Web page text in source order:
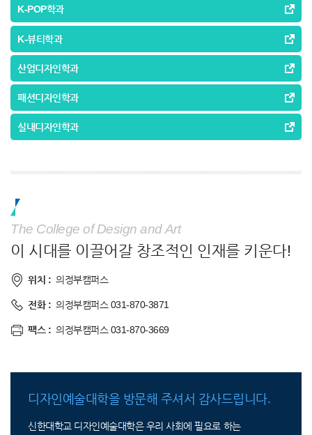
K-POP학과
K-뷰티학과
산업디자인학과
패션디자인학과
실내디자인학과
The College of Design and Art
이 시대를 이끌어갈 창조적인 인재를 키운다!
위치 : 의정부캠퍼스
전화 : 의정부캠퍼스 031-870-3871
팩스 : 의정부캠퍼스 031-870-3669
디자인예술대학을 방문해 주셔서 감사드립니다.
신한대학교 디자인예술대학은 우리 사회에 필요로 하는